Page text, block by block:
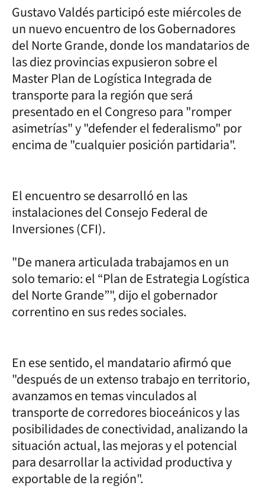
Gustavo Valdés participó este miércoles de
un nuevo encuentro de los Gobernadores
del Norte Grande, donde los mandatarios de
las diez provincias expusieron sobre el
Master Plan de Logística Integrada de
transporte para la región que será
presentado en el Congreso para "romper
asimetrías" y "defender el federalismo" por
encima de "cualquier posición partidaria".
El encuentro se desarrolló en las
instalaciones del Consejo Federal de
Inversiones (CFI).
"De manera articulada trabajamos en un
solo temario: el “Plan de Estrategia Logística
del Norte Grande”", dijo el gobernador
correntino en sus redes sociales.
En ese sentido, el mandatario afirmó que
"después de un extenso trabajo en territorio,
avanzamos en temas vinculados al
transporte de corredores bioceánicos y las
posibilidades de conectividad, analizando la
situación actual, las mejoras y el potencial
para desarrollar la actividad productiva y
exportable de la región".